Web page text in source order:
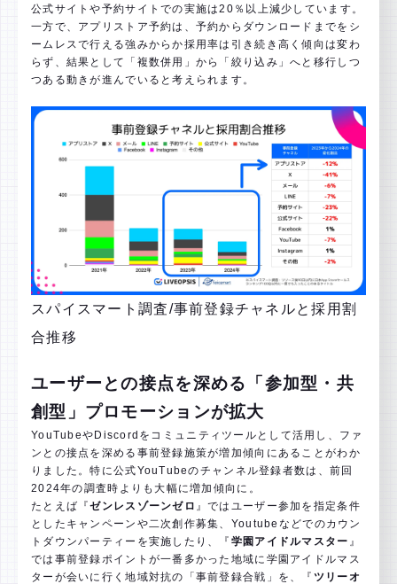
公式サイトや予約サイトでの実施は20％以上減少しています。
一方で、アプリストア予約は、予約からダウンロードまでをシ
ームレスで行える強みからか採用率は引き続き高く傾向は変わ
らず、結果として「複数併用」から「絞り込み」へと移行しつ
つある動きが進んでいると考えられます。
スパイスマート調査/事前登録チャネルと採用割
合推移
ユーザーとの接点を深める「参加型・共
創型」プロモーションが拡大
YouTubeやDiscordをコミュニティツールとして活用し、ファ
ンとの接点を深める事前登録施策が増加傾向にあることがわか
りました。特に公式YouTubeのチャンネル登録者数は、前回
2024年の調査時よりも大幅に増加傾向に。
たとえば『ゼンレスゾーンゼロ 』ではユーザー参加を指定条件
としたキャンペーンや二次創作募集、Youtubeなどでのカウン
トダウンパーティーを実施したり、『 学園アイドルマスター 』
では事前登録ポイントが一番多かった地域に学園アイドルマス
ターが会いに行く地域対抗の「事前登録合戦」を、『 ツリーオ